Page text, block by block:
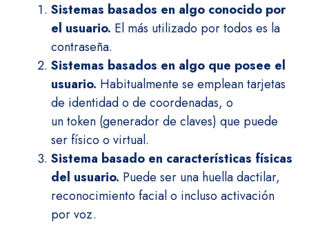
Sistemas basados en algo conocido por
el usuario. El más utilizado por todos es la
contraseña.
Sistemas basados en algo que posee el
usuario. Habitualmente se emplean tarjetas
de identidad o de coordenadas, o
un token (generador de claves) que puede
ser físico o virtual.
Sistema basado en características físicas
del usuario. Puede ser una huella dactilar,
reconocimiento facial o incluso activación
por voz.